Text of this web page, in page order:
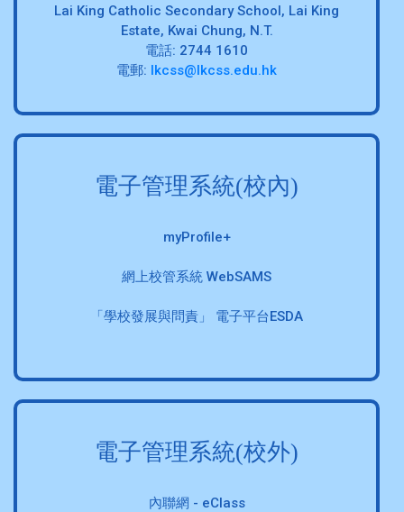
Lai King Catholic Secondary School, Lai King
Estate, Kwai Chung, N.T.
電話: 2744 1610
電郵: lkcss@lkcss.edu.hk
電子管理系統(校內)
myProfile+
網上校管系統 WebSAMS
「學校發展與問責」 電子平台ESDA
電子管理系統(校外)
內聯網 - eClass